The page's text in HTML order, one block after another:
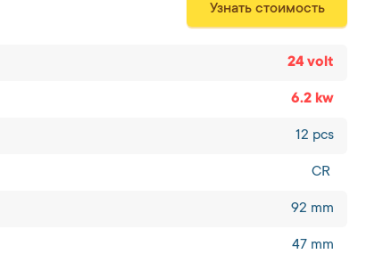
Узнать стоимость
24 volt
6.2 kw
12 pcs
CR
92 mm
47 mm